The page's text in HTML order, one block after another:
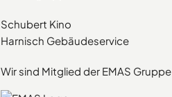
Schubert Kino
Harnisch Gebäudeservice
Wir sind Mitglied der EMAS Gruppe